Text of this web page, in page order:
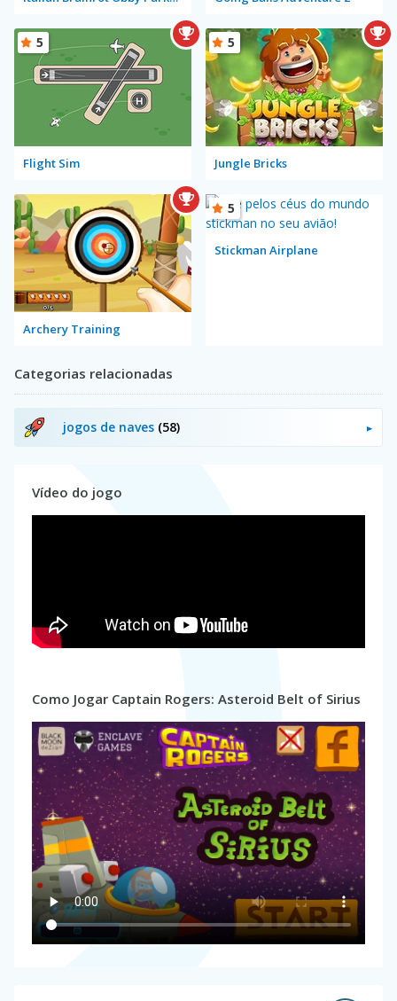
Flight Sim
5
Jungle Bricks
5
Archery Training
Stickman Airplane
5
Categorias relacionadas
jogos de naves (58)
Vídeo do jogo
Como Jogar Captain Rogers: Asteroid Belt of Sirius